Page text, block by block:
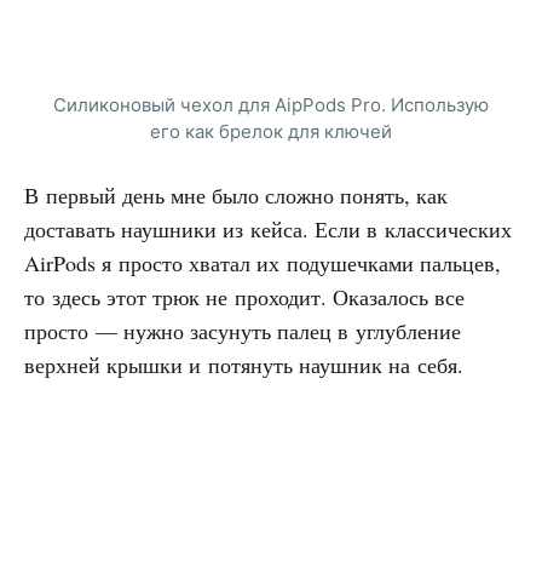
Силиконовый чехол для AipPods Pro. Использую
его как брелок для ключей
В первый день мне было сложно понять, как
доставать наушники из кейса. Если в классических
AirPods я просто хватал их подушечками пальцев,
то здесь этот трюк не проходит. Оказалось все
просто — нужно засунуть палец в углубление
верхней крышки и потянуть наушник на себя.